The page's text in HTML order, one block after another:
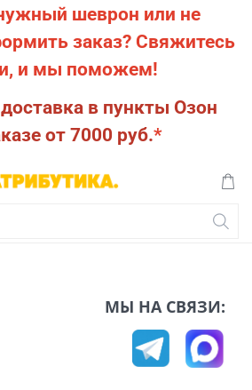
шеврон или не
заказ? Свяжитесь
и мы поможем!
в пункты Озон
от 7000 руб.*
МЫ НА СВЯЗИ: